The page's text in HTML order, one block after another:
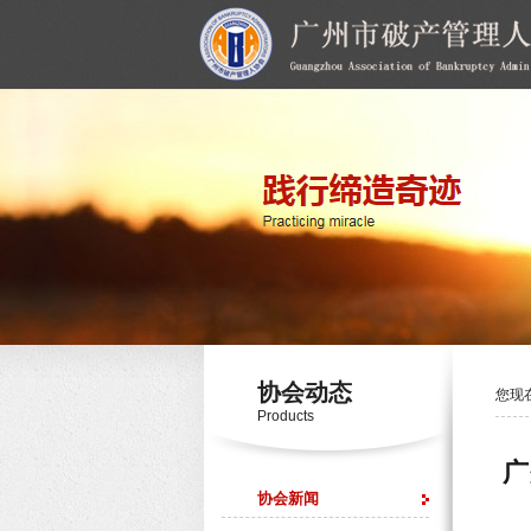
协会动态
Products
协会新闻
您现